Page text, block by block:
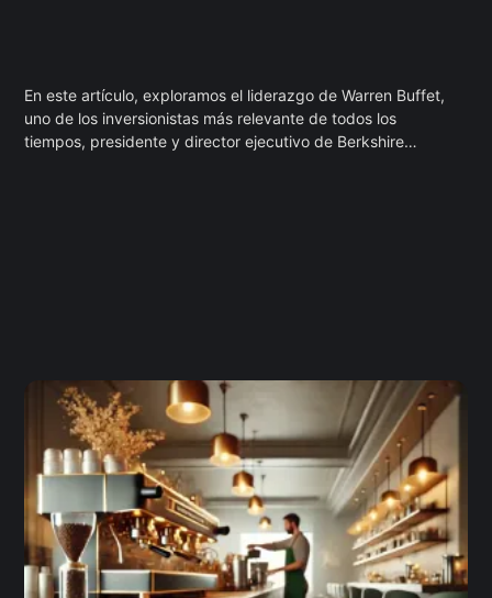
En este artículo, exploramos el liderazgo de Warren Buffet,
uno de los inversionistas más relevante de todos los
tiempos, presidente y director ejecutivo de Berkshire